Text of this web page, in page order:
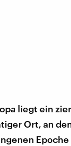
liegt ein
Ort, an